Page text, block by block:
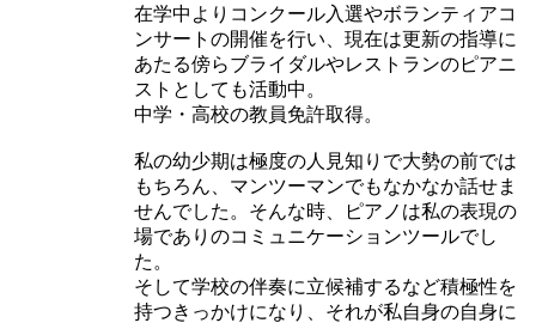
在学中よりコンクール入選やボランティアコ
ンサートの開催を行い、現在は更新の指導に
あたる傍らブライダルやレストランのピアニ
ストとしても活動中。
中学・高校の教員免許取得。
私の幼少期は極度の人見知りで大勢の前では
もちろん、マンツーマンでもなかなか話せま
せんでした。そんな時、ピアノは私の表現の
場でありのコミュニケーションツールでし
た。
そして学校の伴奏に立候補するなど積極性を
持つきっかけになり、それが私自身の自身に